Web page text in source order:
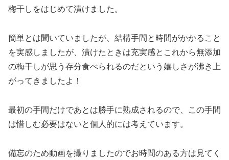
梅干しをはじめて漬けました。
簡単とは聞いていましたが、結構手間と時間がかかること
を実感しましたが、漬けたときは充実感とこれから無添加
の梅干しが思う存分食べられるのだという嬉しさが沸き上
がってきましたよ！
最初の手間だけであとは勝手に熟成されるので、この手間
は惜しむ必要はないと個人的には考えています。
備忘のため動画を撮りましたのでお時間のある方は見てく